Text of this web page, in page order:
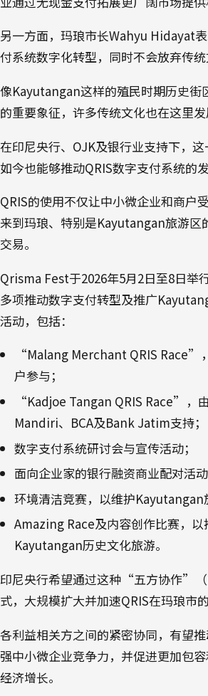
另一方面，玛琅市长Wahyu Hidayat
付系统数字化转型，同时不会放弃传统
像Kayutangan这样的殖民时期历史街
的重要象征，许多传统文化也在这里发
在印尼央行、OJK及银行业支持下，
如今也能够推动QRIS数字支付系统的发
QRIS的使用不仅让中小微企业和商户
来到玛琅、特别是Kayutangan旅游区
交易。
Qrisma Fest于2026年5月2日至8日举
多项推动数字支付转型及推广
活动，包括：
“Malang Merchant QRIS Race”
户参与；
“Kadjoe Tangan QRIS Race”，由
Mandiri、BCA及Bank Jatim支持；
数字支付系统研讨会与宣传活动；
面向企业家的银行融资商业配对活动
环境清洁竞赛，以维护Kayutangan
Amazing Race及内容创作比赛，以
Kayutangan历史文化旅游。
印尼央行希望通过这种“五方协作”
式，大规模扩大并加速QRIS在玛琅市的
各利益相关方之间的紧密协同，有望
强中小微企业竞争力，并促进更加包
经济增长。